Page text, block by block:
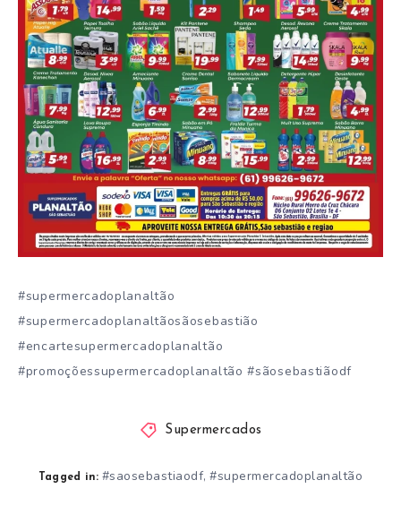
#supermercadoplanaltão
#supermercadoplanaltãosãosebastião
#encartesupermercadoplanaltão
#promoçõessupermercadoplanaltão #sãosebastiãodf
Supermercados
Tagged in: #saosebastiaodf,#supermercadoplanaltão